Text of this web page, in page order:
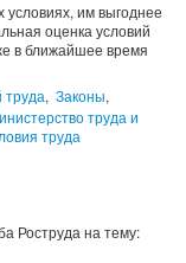
им выгоднее
оценка условий
в ближайшее время
труда, Законы,
труда и
труда
Роструда на тему: